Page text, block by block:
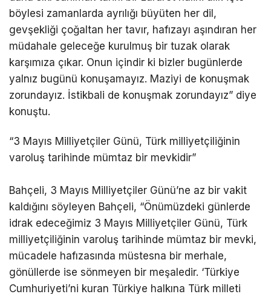
böylesi zamanlarda ayrılığı büyüten her dil,
gevşekliği çoğaltan her tavır, hafızayı aşındıran her
müdahale geleceğe kurulmuş bir tuzak olarak
karşımıza çıkar. Onun içindir ki bizler bugünlerde
yalnız bugünü konuşamayız. Maziyi de konuşmak
zorundayız. İstikbali de konuşmak zorundayız” diye
konuştu.
“3 Mayıs Milliyetçiler Günü, Türk milliyetçiliğinin
varoluş tarihinde mümtaz bir mevkidir”
Bahçeli, 3 Mayıs Milliyetçiler Günü’ne az bir vakit
kaldığını söyleyen Bahçeli, “Önümüzdeki günlerde
idrak edeceğimiz 3 Mayıs Milliyetçiler Günü, Türk
milliyetçiliğinin varoluş tarihinde mümtaz bir mevki,
mücadele hafızasında müstesna bir merhale,
gönüllerde ise sönmeyen bir meşaledir. ‘Türkiye
Cumhuriyeti’ni kuran Türkiye halkına Türk milleti